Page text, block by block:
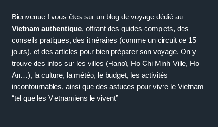
Bienvenue ! vous êtes sur un blog de voyage dédié au
Vietnam authentique, offrant des guides complets, des
conseils pratiques, des itinéraires (comme un circuit de 15
jours), et des articles pour bien préparer son voyage. On y
trouve des infos sur les villes (Hanoï, Ho Chi Minh-Ville, Hoi
An…), la culture, la météo, le budget, les activités
incontournables, ainsi que des astuces pour vivre le Vietnam
“tel que les Vietnamiens le vivent”